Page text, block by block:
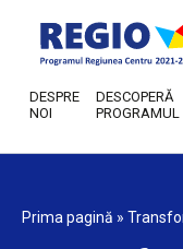
DESPRE
NOI
DESCOPERĂ
PROGRAMUL
Prima pagină »